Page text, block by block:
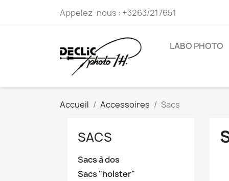
Appelez-nous : +3263/217651
LABO PHOTO
Accueil Accessoires Sacs
SACS
Sacs à dos
Sacs "holster"